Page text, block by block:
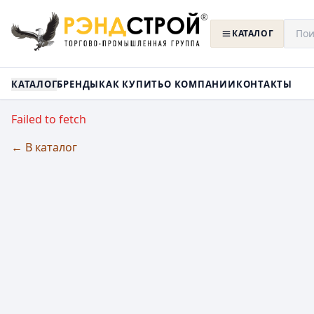
КАТАЛОГ
КАТАЛОГБРЕНДЫКАК КУПИТЬО КОМПАНИИКОНТАКТЫ
Failed to fetch
← В каталог